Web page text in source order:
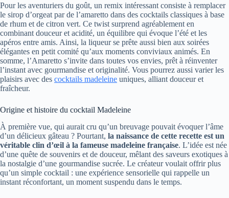
Pour les aventuriers du goût, un remix intéressant consiste à remplacer
le sirop d’orgeat par de l’amaretto dans des cocktails classiques à base
de rhum et de citron vert. Ce twist surprend agréablement en
combinant douceur et acidité, un équilibre qui évoque l’été et les
apéros entre amis. Ainsi, la liqueur se prête aussi bien aux soirées
élégantes en petit comité qu’aux moments conviviaux animés. En
somme, l’Amaretto s’invite dans toutes vos envies, prêt à réinventer
l’instant avec gourmandise et originalité. Vous pourrez aussi varier les
plaisirs avec des cocktails madeleine uniques, alliant douceur et
fraîcheur.
Origine et histoire du cocktail Madeleine
À première vue, qui aurait cru qu’un breuvage pouvait évoquer l’âme
d’un délicieux gâteau ? Pourtant, la naissance de cette recette est un
véritable clin d’œil à la fameuse madeleine française. L’idée est née
d’une quête de souvenirs et de douceur, mêlant des saveurs exotiques à
la nostalgie d’une gourmandise sucrée. Le créateur voulait offrir plus
qu’un simple cocktail : une expérience sensorielle qui rappelle un
instant réconfortant, un moment suspendu dans le temps.